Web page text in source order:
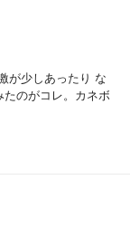
が少しあったり な
のがコレ。カネボ